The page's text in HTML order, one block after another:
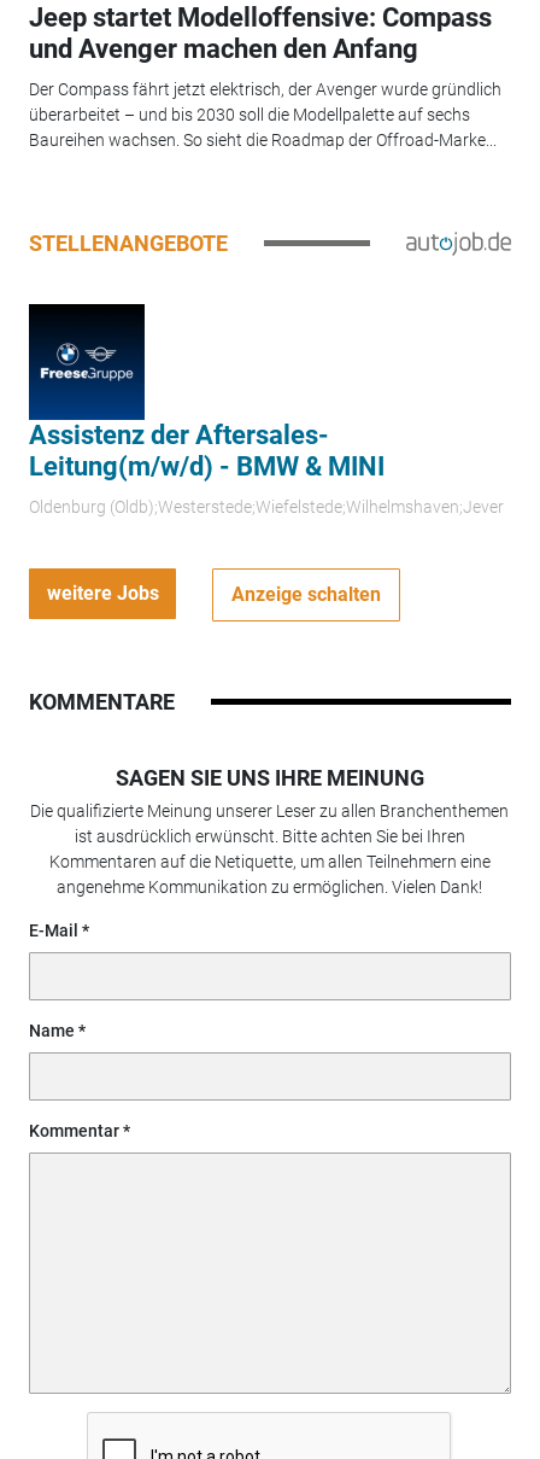
Jeep startet Modelloffensive: Compass
und Avenger machen den Anfang
Der Compass fährt jetzt elektrisch, der Avenger wurde gründlich
überarbeitet – und bis 2030 soll die Modellpalette auf sechs
Baureihen wachsen. So sieht die Roadmap der Offroad-Marke...
STELLENANGEBOTE
Assistenz der Aftersales-
Leitung(m/w/d) - BMW & MINI
Oldenburg (Oldb);Westerstede;Wiefelstede;Wilhelmshaven;Jever
weitere Jobs Anzeige schalten
KOMMENTARE
SAGEN SIE UNS IHRE MEINUNG
Die qualifizierte Meinung unserer Leser zu allen Branchenthemen
ist ausdrücklich erwünscht. Bitte achten Sie bei Ihren
Kommentaren auf die Netiquette, um allen Teilnehmern eine
angenehme Kommunikation zu ermöglichen. Vielen Dank!
E-Mail
Name
Kommentar